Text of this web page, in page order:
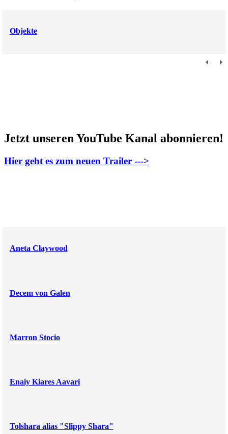
Objekte
Jetzt unseren YouTube Kanal abonnieren!
Hier geht es zum neuen Trailer --->
Aneta Claywood
Decem von Galen
Marron Stocio
Enaiy Kiares Aavari
Tolshara alias "Slippy Shara"